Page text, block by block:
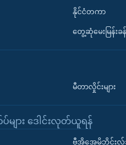
နိုင်ငံတကာ
တွေ့ဆုံမေးမြန်းခန်
မီတာလှိုင်းများ
ား ဒေါင်းလုတ်ယူရန်
ဗွီအိုအေမိုဘိုင်းလ်